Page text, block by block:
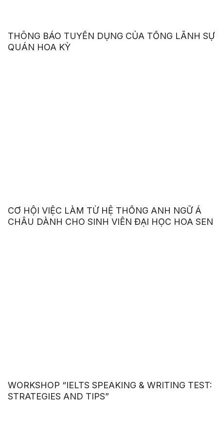
THÔNG BÁO TUYỂN DỤNG CỦA TỔNG LÃNH SỰ
QUÁN HOA KỲ
CƠ HỘI VIỆC LÀM TỪ HỆ THỐNG ANH NGỮ Á
CHÂU DÀNH CHO SINH VIÊN ĐẠI HỌC HOA SEN
WORKSHOP “IELTS SPEAKING & WRITING TEST:
STRATEGIES AND TIPS”